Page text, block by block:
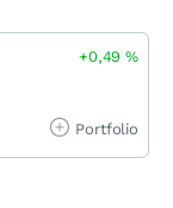
+0,49%
Portfolio